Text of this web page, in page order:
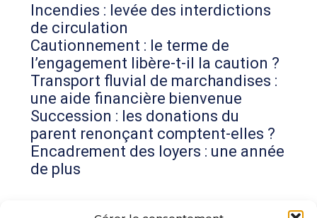
Incendies : levée des interdictions
de circulation
Cautionnement : le terme de
l’engagement libère-t-il la caution ?
Transport fluvial de marchandises :
une aide financière bienvenue
Succession : les donations du
parent renonçant comptent-elles ?
Encadrement des loyers : une année
de plus
Commentaires récents